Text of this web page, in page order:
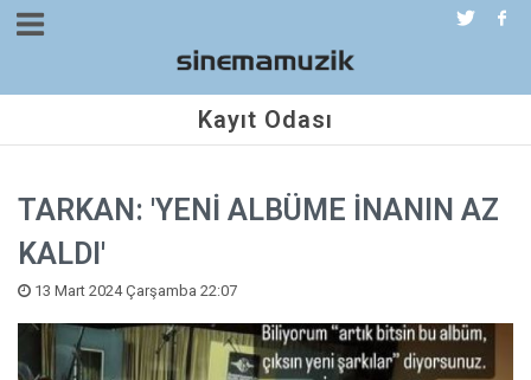
Kayıt Odası
TARKAN: 'YENİ ALBÜME İNANIN AZ
KALDI'
13 Mart 2024 Çarşamba 22:07